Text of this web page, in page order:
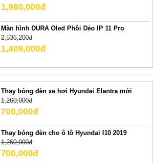
1,980,000đ
Màn hình DURA Oled Phôi Dẻo IP 11 Pro
2,536,200đ
1,409,000đ
Thay bóng đèn xe hơi Hyundai Elantra mới
1,260,000đ
700,000đ
Thay bóng đèn cho ô tô Hyundai I10 2019
1,260,000đ
700,000đ